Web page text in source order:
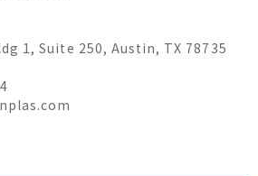
1, Suite 250, Austin, TX 78735